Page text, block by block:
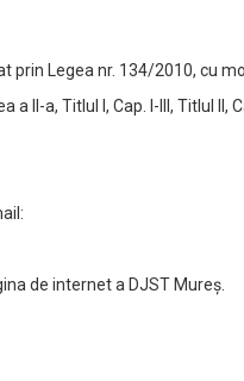
prin Legea nr. 134/2010, cu
II-a, Titlul I, Cap. I-III, Titlul II,
de internet a DJST Mureș.